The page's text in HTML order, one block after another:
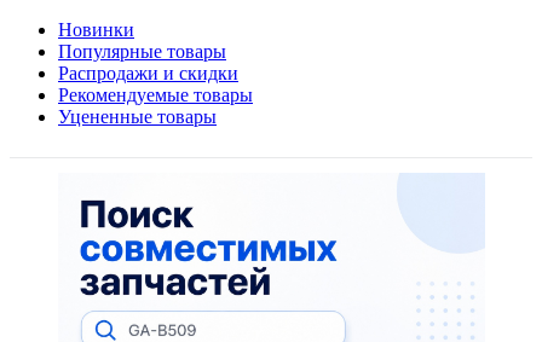
Новинки
Популярные товары
Распродажи и скидки
Рекомендуемые товары
Уцененные товары